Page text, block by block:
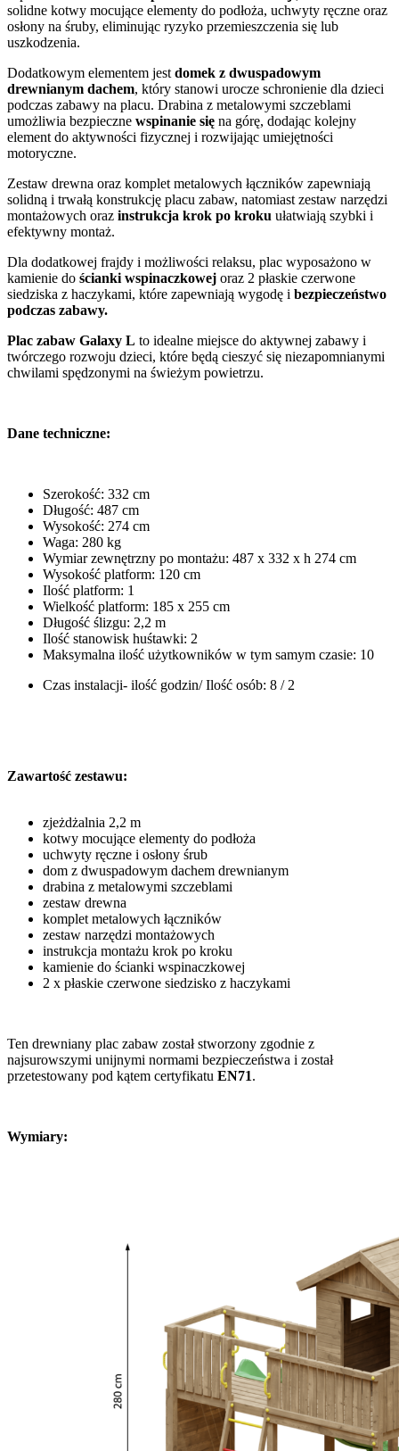
solidne kotwy mocujące elementy do podłoża, uchwyty ręczne oraz
osłony na śruby, eliminując ryzyko przemieszczenia się lub
uszkodzenia.
Dodatkowym elementem jest domek z dwuspadowym
drewnianym dachem, który stanowi urocze schronienie dla dzieci
podczas zabawy na placu. Drabina z metalowymi szczeblami
umożliwia bezpieczne wspinanie się na górę, dodając kolejny
element do aktywności fizycznej i rozwijając umiejętności
motoryczne.
Zestaw drewna oraz komplet metalowych łączników zapewniają
solidną i trwałą konstrukcję placu zabaw, natomiast zestaw narzędzi
montażowych oraz instrukcja krok po kroku ułatwiają szybki i
efektywny montaż.
Dla dodatkowej frajdy i możliwości relaksu, plac wyposażono w
kamienie do ścianki wspinaczkowej oraz 2 płaskie czerwone
siedziska z haczykami, które zapewniają wygodę i bezpieczeństwo
podczas zabawy.
Plac zabaw Galaxy L to idealne miejsce do aktywnej zabawy i
twórczego rozwoju dzieci, które będą cieszyć się niezapomnianymi
chwilami spędzonymi na świeżym powietrzu.
Dane techniczne:
Szerokość: 332 cm
Długość: 487 cm
Wysokość: 274 cm
Waga: 280 kg
Wymiar zewnętrzny po montażu: 487 x 332 x h 274 cm
Wysokość platform: 120 cm
Ilość platform: 1
Wielkość platform: 185 x 255 cm
Długość ślizgu: 2,2 m
Ilość stanowisk huśtawki: 2
Maksymalna ilość użytkowników w tym samym czasie: 10
Czas instalacji- ilość godzin/ Ilość osób: 8 / 2
Zawartość zestawu:
zjeżdżalnia 2,2 m
kotwy mocujące elementy do podłoża
uchwyty ręczne i osłony śrub
dom z dwuspadowym dachem drewnianym
drabina z metalowymi szczeblami
zestaw drewna
komplet metalowych łączników
zestaw narzędzi montażowych
instrukcja montażu krok po kroku
kamienie do ścianki wspinaczkowej
2 x płaskie czerwone siedzisko z haczykami
Ten drewniany plac zabaw został stworzony zgodnie z
najsurowszymi unijnymi normami bezpieczeństwa i został
przetestowany pod kątem certyfikatu EN71.
Wymiary: